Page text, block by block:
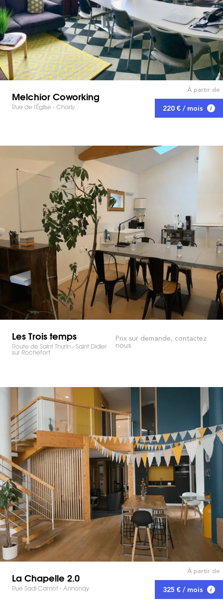
Melchior Coworking
Rue de l'Église - Charly
À partir de
220 € / mois
Les Trois temps
Route de Saint Thurin - Saint Didier
sur Rochefort
Prix sur demande, contactez
nous
La Chapelle 2.0
Rue Sadi Carnot - Annonay
À partir de
325 € / mois